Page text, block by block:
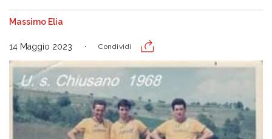
Massimo Elia
14 Maggio 2023 Condividi